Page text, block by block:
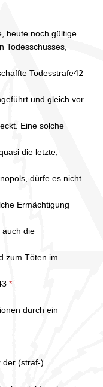
heute noch gültige
Todesschusses,
Todesstrafe42
und gleich vor
Eine solche
die letzte,
dürfe es nicht
Ermächtigung
auch die
zum Töten im
*
durch ein
der (straf-)